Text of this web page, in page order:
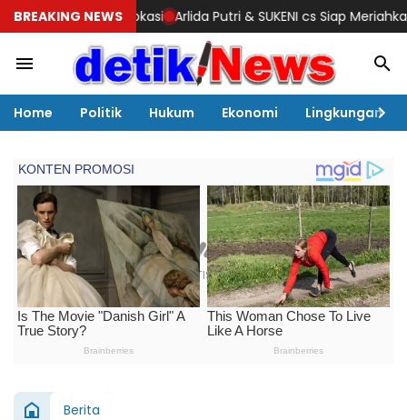
BREAKING NEWS
Lokasi Arlida Putri & SUKENI cs Siap Meriahkan! Semarang
Home Politik Hukum Ekonomi Lingkungan
Berita